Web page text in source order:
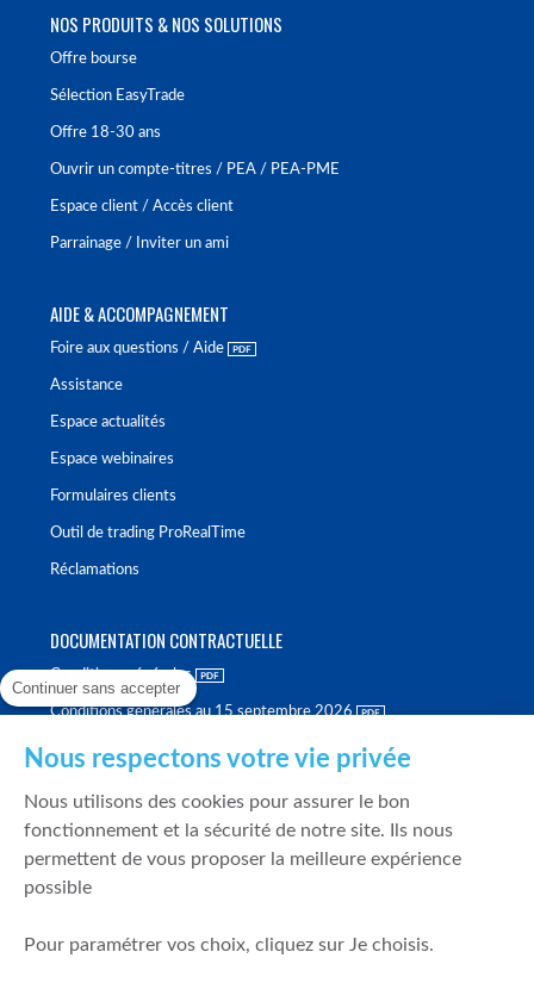
NOS PRODUITS & NOS SOLUTIONS
Offre bourse
Sélection EasyTrade
Offre 18-30 ans
Ouvrir un compte-titres / PEA / PEA-PME
Espace client / Accès client
Parrainage / Inviter un ami
AIDE & ACCOMPAGNEMENT
Foire aux questions / Aide
Assistance
Espace actualités
Espace webinaires
Formulaires clients
Outil de trading ProRealTime
Réclamations
DOCUMENTATION CONTRACTUELLE
Conditions générales
Conditions générales au 15 septembre 2026
Politique de meilleure sélection
Politique de durabilité
Fonds de garantie des dépôts et de résolution
Continuer sans accepter
Nous respectons votre vie privée
Nous utilisons des cookies pour assurer le bon
fonctionnement et la sécurité de notre site. Ils nous
permettent de vous proposer la meilleure expérience
possible
Pour paramétrer vos choix, cliquez sur Je choisis.